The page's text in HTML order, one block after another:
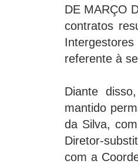
DE MARÇO
contratos
referente à
Diante
mantido
da Silva,
Diretor-
com a